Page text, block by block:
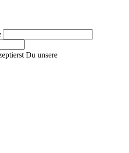
Du unsere